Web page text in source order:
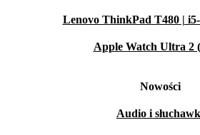
Lenovo ThinkPad T480 |
Apple Watch Ultra 2
Nowości
Audio i